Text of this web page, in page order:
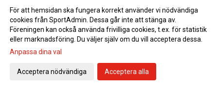
Premiär på söndag
Upptaktsträff Obos Damallsvenskan 2022 2022-03-24 10:30
Träningsmatch mot Umeå på lördag
För att hemsidan ska fungera korrekt använder vi nödvändiga
cookies från SportAdmin. Dessa går inte att stänga av.
Föreningen kan också använda frivilliga cookies, t.ex. för statistik
eller marknadsföring. Du väljer själv om du vill acceptera dessa.
Anpassa dina val
Acceptera nödvändiga Acceptera alla